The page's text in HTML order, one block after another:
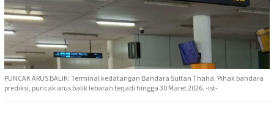
PUNCAK ARUS BALIK: Terminal kedatangan Bandara Sultan Thaha. Pihak bandara
prediksi, puncak arus balik lebaran terjadi hingga 30 Maret 2026. -ist-